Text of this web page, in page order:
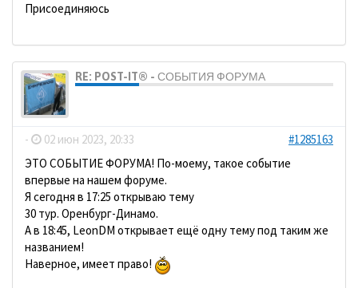
Присоединяюсь
RE: POST-IT® - СОБЫТИЯ ФОРУМА
- 02 июн 2023, 20:33
#1285163
ЭТО СОБЫТИЕ ФОРУМА! По-моему, такое событие
впервые на нашем форуме.
Я сегодня в 17:25 открываю тему
30 тур. Оренбург-Динамо.
А в 18:45, LeonDM открывает ещё одну тему под таким же
названием!
Наверное, имеет право!